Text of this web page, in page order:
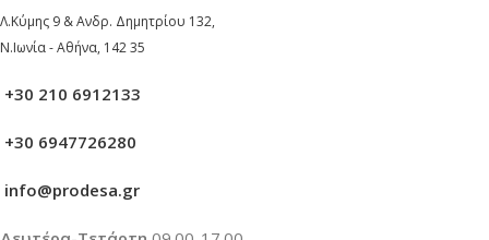
Λ.Κύμης 9 & Ανδρ. Δημητρίου 132,
Ν.Ιωνία - Αθήνα, 142 35
+30 210 6912133
+30 6947726280
info@prodesa.gr